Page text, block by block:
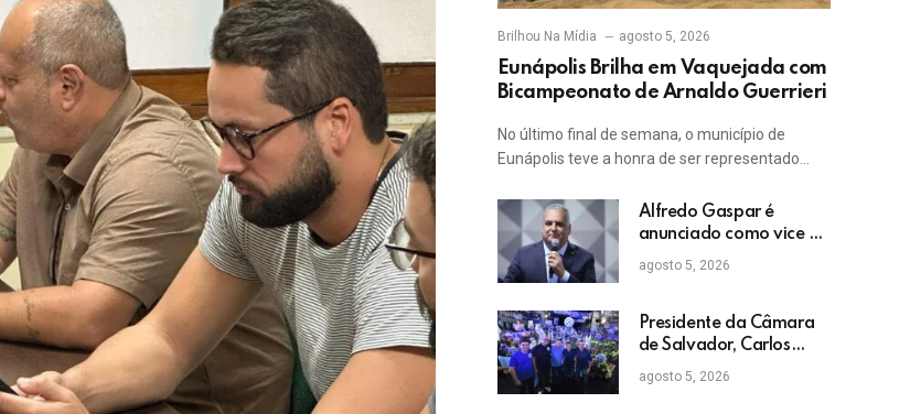
Brilhou Na Mídia agosto 5, 2026
Eunápolis Brilha em Vaquejada com
Bicampeonato de Arnaldo Guerrieri
No último final de semana, o município de
Eunápolis teve a honra de ser representado…
Alfredo Gaspar é
anunciado como vice de
Flávio Bolsonaro
agosto 5, 2026
Presidente da Câmara
de Salvador, Carlos
Muniz confirma apoio a
ACM Neto: “Irei lutar
agosto 5, 2026